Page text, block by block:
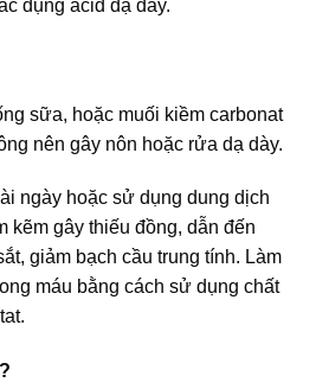
dụng acid dạ dày.
sữa, hoặc muối kiềm carbonat
nên gây nôn hoặc rửa dạ dày.
ngày hoặc sử dụng dung dịch
kẽm gây thiếu đồng, dẫn đến
giảm bạch cầu trung tính. Làm
máu bằng cách sử dụng chất